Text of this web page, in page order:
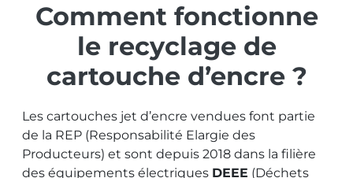
Comment fonctionne
le recyclage de
cartouche d’encre ?
Les cartouches jet d’encre vendues font partie
de la REP (Responsabilité Elargie des
Producteurs) et sont depuis 2018 dans la filière
des équipements électriques DEEE (Déchets